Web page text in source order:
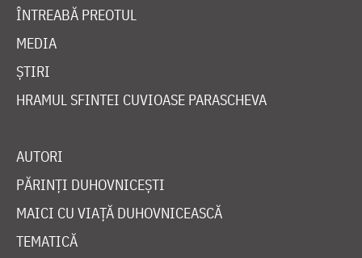
ÎNTREABĂ PREOTUL
MEDIA
ȘTIRI
HRAMUL SFINTEI CUVIOASE PARASCHEVA
AUTORI
PĂRINȚI DUHOVNICEȘTI
MAICI CU VIAȚĂ DUHOVNICEASCĂ
TEMATICĂ